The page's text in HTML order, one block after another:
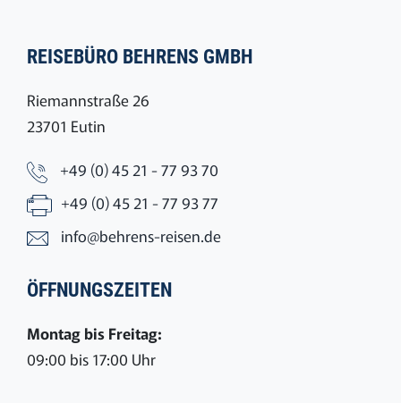
REISEBÜRO BEHRENS GMBH
Riemannstraße 26
23701 Eutin
+49 (0) 45 21 - 77 93 70
+49 (0) 45 21 - 77 93 77
info@behrens-reisen.de
ÖFFNUNGSZEITEN
Montag bis Freitag:
09:00 bis 17:00 Uhr